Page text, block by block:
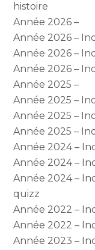
histoire
Année 2026 –
Année 2026 –
Année 2026 –
Année 2026 –
Année 2025 –
Année 2025 –
Année 2025 –
Année 2025 –
Année 2024 –
Année 2024 –
Année 2024 –
quizz
Année 2022 –
Année 2022 –
Année 2023 –